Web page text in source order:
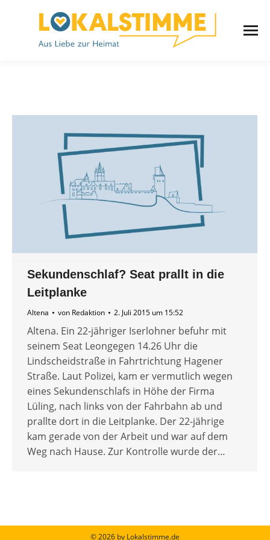
Sekundenschlaf? Seat prallt in die
Leitplanke
Altena von Redaktion 2. Juli 2015 um 15:52
Altena. Ein 22-jähriger Iserlohner befuhr mit
seinem Seat Leongegen 14.26 Uhr die
Lindscheidstraße in Fahrtrichtung Hagener
Straße. Laut Polizei, kam er vermutlich wegen
eines Sekundenschlafs in Höhe der Firma
Lüling, nach links von der Fahrbahn ab und
prallte dort in die Leitplanke. Der 22-jährige
kam gerade von der Arbeit und war auf dem
Weg nach Hause. Zur Kontrolle wurde der…
© 2026 by Lokalstimme.de